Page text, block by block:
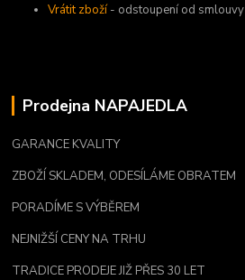
Vrátit zboží- odstoupení od smlouvy
Prodejna NAPAJEDLA
GARANCE KVALITY
ZBOŽÍ SKLADEM, ODESÍLÁME OBRATEM
PORADÍME S VÝBĚREM
NEJNIŽŠÍ CENY NA TRHU
TRADICE PRODEJE JIŽ PŘES 30 LET